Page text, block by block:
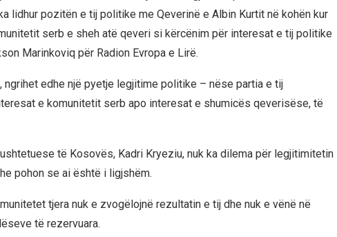
lidhur pozitën e tij politike me Qeverinë e Albin Kurtit në kohën kur
serb e sheh atë qeveri si kërcënim për interesat e tij politike
Marinkoviq për Radion Evropa e Lirë.
ngrihet edhe një pyetje legjitime politike – nëse partia e tij
e komunitetit serb apo interesat e shumicës qeverisëse, të
të Kosovës, Kadri Kryeziu, nuk ka dilema për legjitimitetin
pohon se ai është i ligjshëm.
tjera nuk e zvogëlojnë rezultatin e tij dhe nuk e vënë në
të rezervuara.